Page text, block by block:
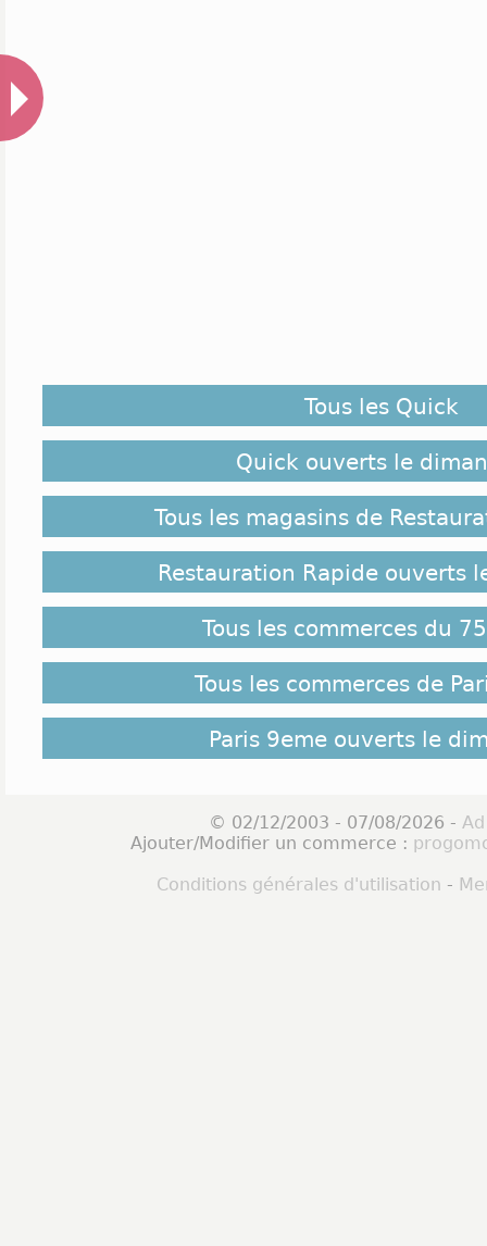
Tous les Quick
Quick ouverts le
Tous les magasins de
Restauration Rapide ouverts
Tous les commerces du
Tous les commerces de
Paris 9eme ouverts le
© 02/12/2003 - 07/08/2026 -
Ajouter/Modifier un commerce :
Conditions générales d'utilisation -